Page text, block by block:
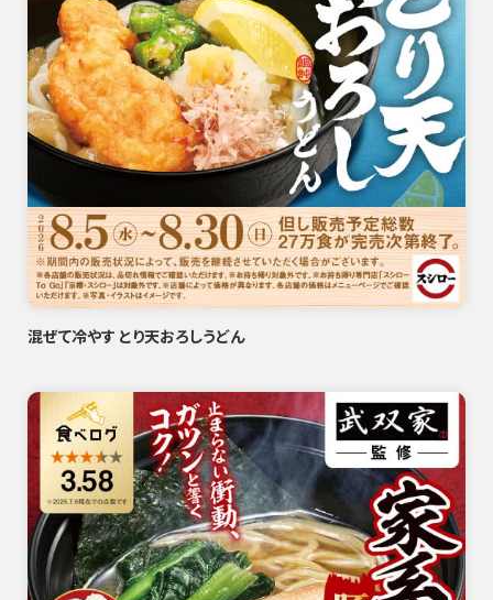
混ぜて冷やす とり天おろしうどん